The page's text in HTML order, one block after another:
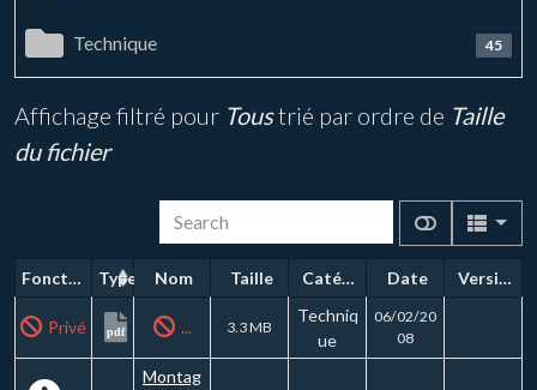
Technique 45
Affichage filtré pour Toustrié par ordre de Taille
du fichier
Fonctions Type Nom Taille Catégorie Date Version
Privé pdf ... 3.3 MB
Techniq
ue
06/02/20
08
Montag